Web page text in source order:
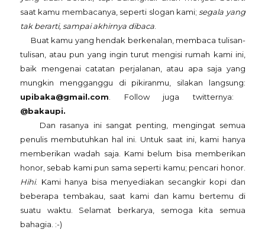
saat kamu membacanya, seperti slogan kami; segala yang
tak berarti, sampai akhirnya dibaca
Buat kamu yang hendak berkenalan, membaca tulisan-
tulisan, atau pun yang ingin turut mengisi rumah kami ini,
baik mengenai catatan perjalanan, atau apa saja yang
mungkin mengganggu di pikiranmu, silakan langsung:
upibaka@gmail.com . Follow juga twitternya:
@bakaupi.
Dan rasanya ini sangat penting, mengingat semua
penulis membutuhkan hal ini. Untuk saat ini, kami hanya
memberikan wadah saja. Kami belum bisa memberikan
honor, sebab kami pun sama seperti kamu; pencari honor.
Hihi. Kami hanya bisa menyediakan secangkir kopi dan
beberapa tembakau, saat kami dan kamu bertemu di
suatu waktu. Selamat berkarya, semoga kita semua
bahagia. :-)